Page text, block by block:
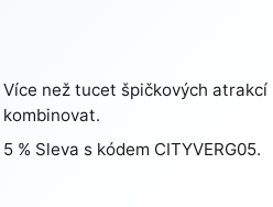
Více než tucet špičkových atrakcí
kombinovat.
5 % Sleva s kódem CITYVERG05.